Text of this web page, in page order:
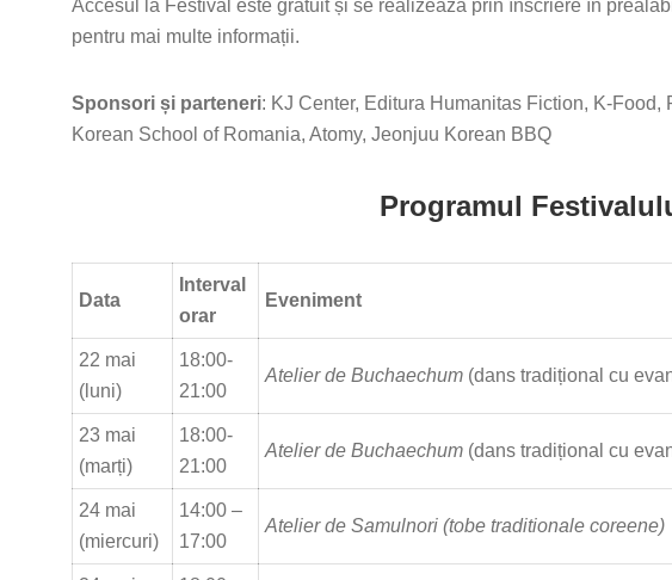
Accesul la Festival este gratuit și se realizează prin înscriere în
pentru mai multe informații.
Sponsori și parteneri: KJ Center, Editura Humanitas Fiction, K-
Korean School of Romania, Atomy, Jeonjuu Korean BBQ
Programul
Data
Interval
orar
Eveniment
22 mai
(luni)
18:00-
21:00
Atelier de Buchaechum (dans tradițional cu
23 mai
(marți)
18:00-
21:00
Atelier de Buchaechum (dans tradițional cu
24 mai
(miercuri)
14:00 –
17:00
Atelier de Samulnori (tobe traditionale coreene)